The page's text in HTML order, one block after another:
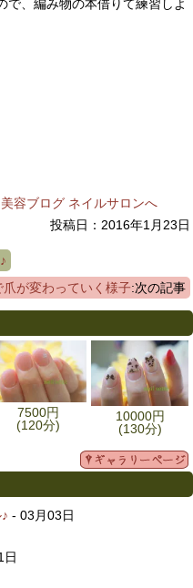
で、編み物の本借りて練習しよ
投稿日：2016年1月23日
が変わっていく様子:次の記事
7500円
(120分)
10000円
(130分)
- 03月03日
日